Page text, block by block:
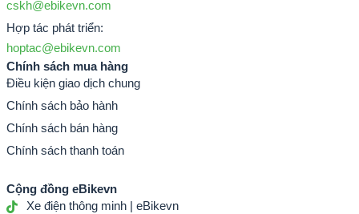
cskh@ebikevn.com
Hợp tác phát triển:
hoptac@ebikevn.com
Chính sách mua hàng
Điều kiện giao dịch chung
Chính sách bảo hành
Chính sách bán hàng
Chính sách thanh toán
Cộng đồng eBikevn
Xe điện thông minh | eBikevn